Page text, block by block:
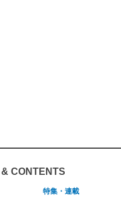
CONTENTS
特集・連載